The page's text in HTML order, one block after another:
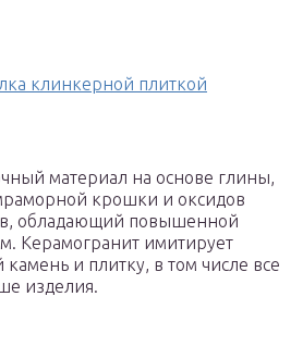
клинкерной плиткой
материал на основе глины,
крошки и оксидов
обладающий повышенной
Керамогранит имитирует
и плитку, в том числе все
изделия.